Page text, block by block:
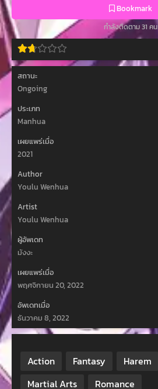
Bookmark
กำลังติดตาม 31 คน
สถานะ
Ongoing
ประเภท
Manhua
เผยแพร่เมื่อ
2021
Author
Youlu Wenhua
Artist
Youlu Wenhua
ผู้อัพเดท
มังงะ
เผยแพร่เมื่อ
พฤศจิกายน 20, 2022
อัพเดทเมื่อ
ธันวาคม 8, 2022
Action Fantasy Harem
Martial Arts
Romance